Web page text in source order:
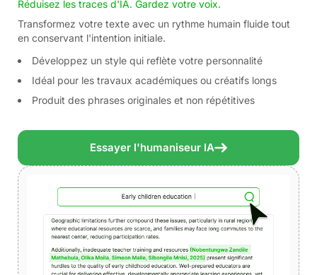
Réduisez les traces d'IA. Gardez votre voix.
Transformez votre texte avec un rythme humain fluide tout
en conservant l'intention initiale.
Développez un style qui reflète votre personnalité
Idéal pour les travaux académiques ou créatifs longs
Produit des phrases originales et non répétitives
Essayer l'humaniseur IA